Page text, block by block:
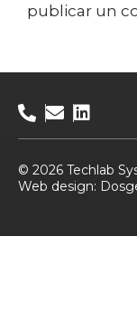
publicar un
© 2026 Techlab
Web design: